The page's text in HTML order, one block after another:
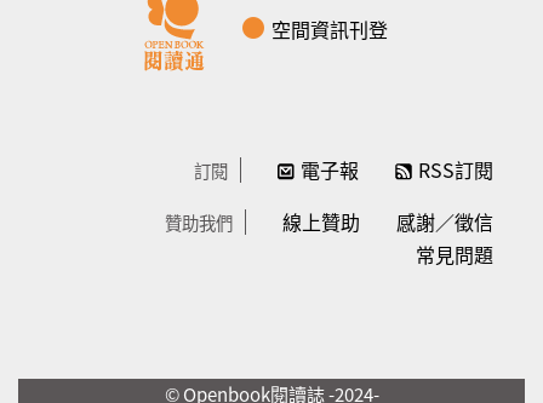
空間資訊刊登
訂閱 電子報 RSS訂閱
贊助我們 線上贊助
感謝／徵信
常見問題
© Openbook閱讀誌 -2024-